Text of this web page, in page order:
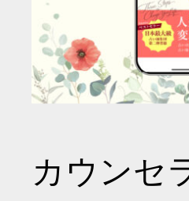
カウンセ